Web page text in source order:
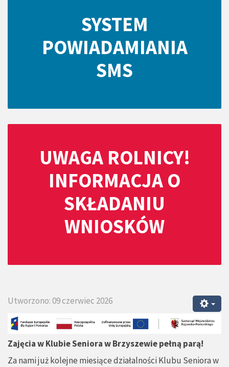
SYSTEM
POWIADAMIANIA
SMS
UWAGA ROLNICY!
INFORMACJA O
SKŁADANIU
WNIOSKÓW
Utworzono: 09 czerwiec 2026
Zajęcia w Klubie Seniora w Brzyszewie pełną parą!
Za nami już kolejne miesiące działalności Klubu Seniora w